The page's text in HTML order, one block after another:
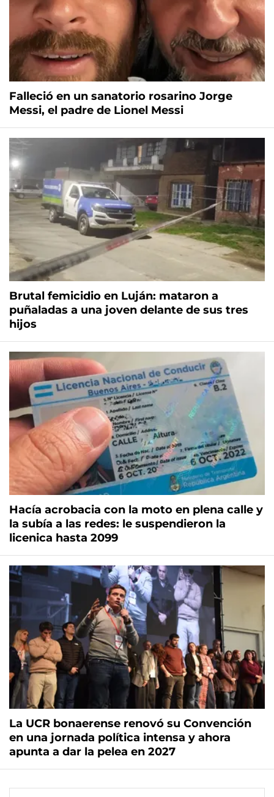
Falleció en un sanatorio rosarino Jorge
Messi, el padre de Lionel Messi
Brutal femicidio en Luján: mataron a
puñaladas a una joven delante de sus tres
hijos
Hacía acrobacia con la moto en plena calle y
la subía a las redes: le suspendieron la
licenica hasta 2099
La UCR bonaerense renovó su Convención
en una jornada política intensa y ahora
apunta a dar la pelea en 2027